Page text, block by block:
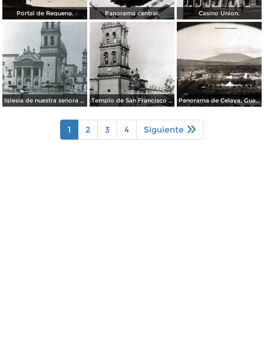
Portal de Requena. Panorama central. Casino Union.
Iglesia de nuestra senora del Carmen por el fotografo William H. Rau. Templo de San Francisco Celaya, Guanajuato. Panorama de Celaya, Guanajuato.
1 2 3 4 Siguiente